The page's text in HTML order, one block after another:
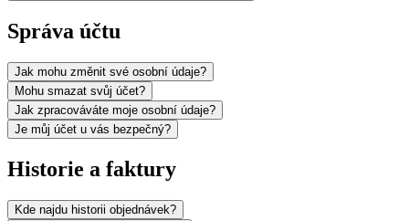
Správa účtu
Jak mohu změnit své osobní údaje?
Mohu smazat svůj účet?
Jak zpracováváte moje osobní údaje?
Je můj účet u vás bezpečný?
Historie a faktury
Kde najdu historii objednávek?